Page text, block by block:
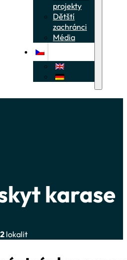
projekty
Dětští
zachránci
Média
karase
lokalit